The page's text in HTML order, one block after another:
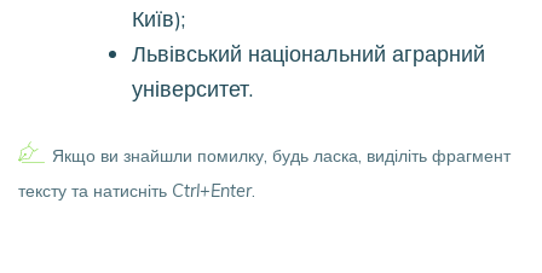
Київ);
Львівський національний аграрний
університет.
Якщо ви знайшли помилку, будь ласка, виділіть фрагмент
тексту та натисніть Ctrl+Enter.